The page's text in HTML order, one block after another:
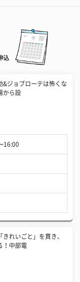
込
&ジョブローテは怖くな
から設
16:00
きれいごと」を貫き、
！中部電